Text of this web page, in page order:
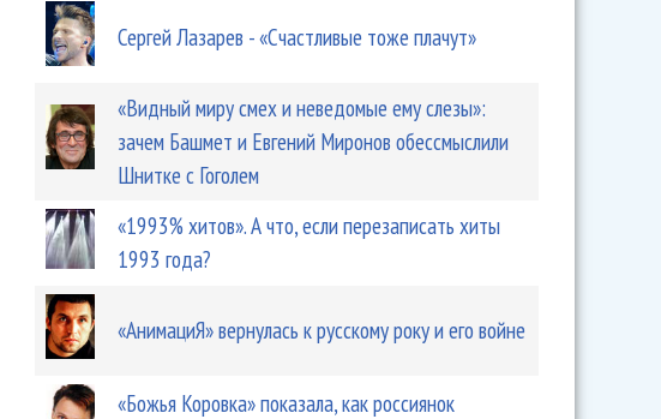
Сергей Лазарев - «Счастливые тоже плачут»
«Видный миру смех и неведомые ему слезы»:
зачем Башмет и Евгений Миронов обессмыслили
Шнитке с Гоголем
«1993% хитов». А что, если перезаписать хиты
1993 года?
«АнимациЯ» вернулась к русскому року и его войне
«Божья Коровка» показала, как россиянок